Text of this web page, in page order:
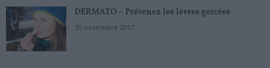
DERMATO – Prévenez les lèvres gercées
30 novembre 2017